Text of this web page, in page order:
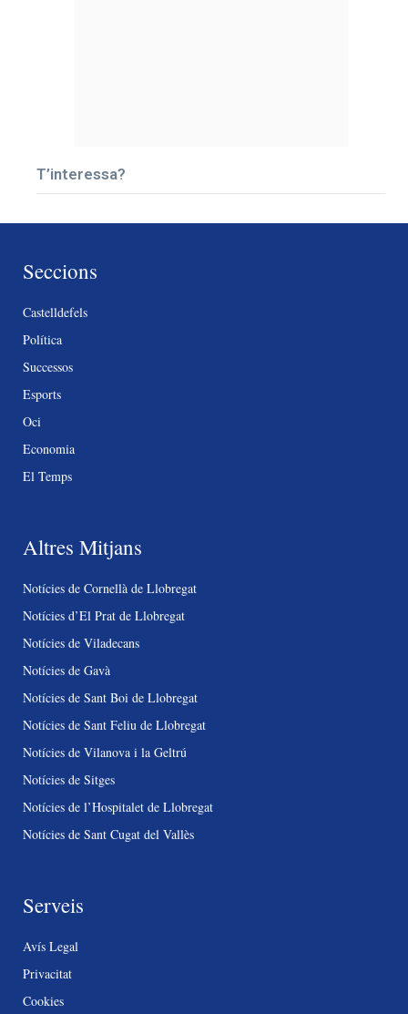
T’interessa?
Seccions
Castelldefels
Política
Successos
Esports
Oci
Economia
El Temps
Altres Mitjans
Notícies de Cornellà de Llobregat
Notícies d’El Prat de Llobregat
Notícies de Viladecans
Notícies de Gavà
Notícies de Sant Boi de Llobregat
Notícies de Sant Feliu de Llobregat
Notícies de Vilanova i la Geltrú
Notícies de Sitges
Notícies de l’Hospitalet de Llobregat
Notícies de Sant Cugat del Vallès
Serveis
Avís Legal
Privacitat
Cookies